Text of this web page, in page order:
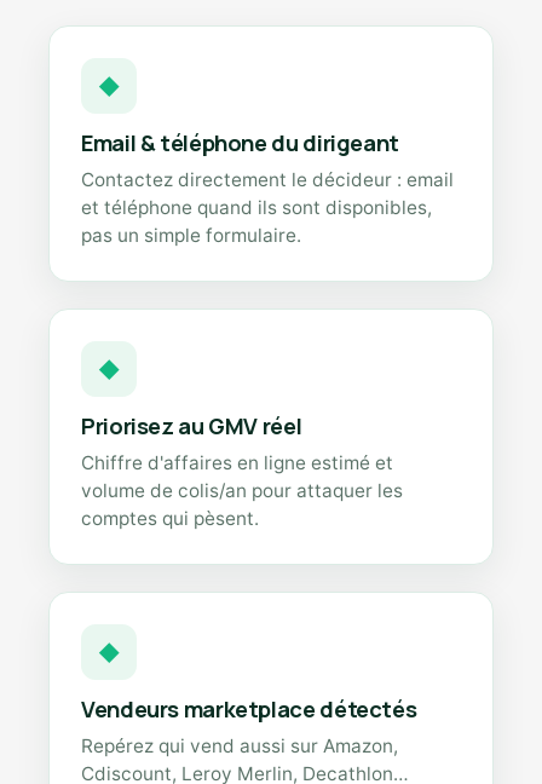
◆
Email & téléphone du dirigeant
Contactez directement le décideur : email
et téléphone quand ils sont disponibles,
pas un simple formulaire.
◆
Priorisez au GMV réel
Chiffre d'affaires en ligne estimé et
volume de colis/an pour attaquer les
comptes qui pèsent.
◆
Vendeurs marketplace détectés
Repérez qui vend aussi sur Amazon,
Cdiscount, Leroy Merlin, Decathlon…